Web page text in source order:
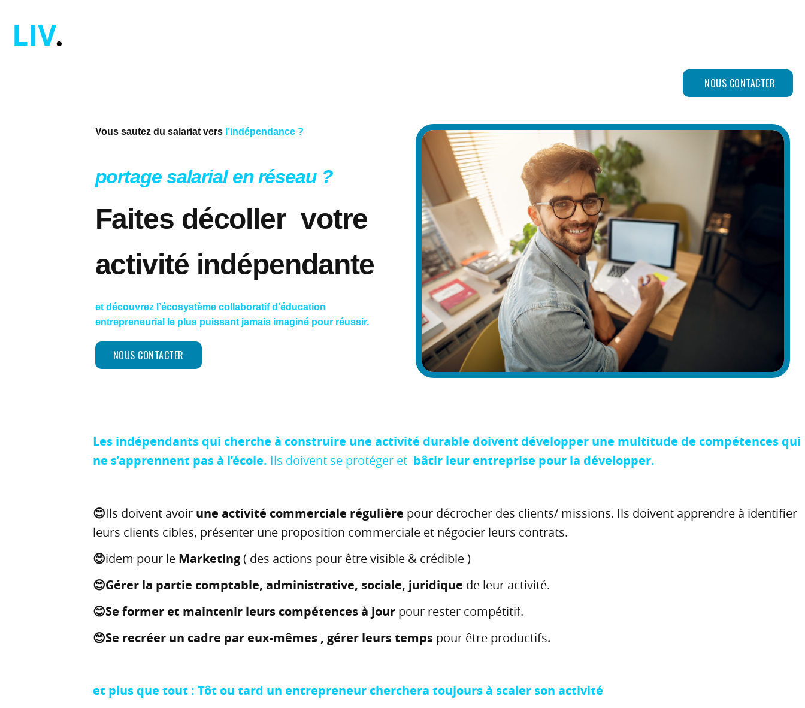
LIV.
NOUS CONTACTER
Vous sautez du salariat vers l’indépendance ?
portage salarial en réseau ?
Faites décoller votre
activité indépendante
et découvrez l’écosystème collaboratif d’éducation
entrepreneurial le plus puissant jamais imaginé pour réussir.
NOUS CONTACTER
Les indépendants qui cherche à construire une activité durable doivent développer une multitude de compétences qui
ne s’apprennent pas à l’école. Ils doivent se protéger et bâtir leur entreprise pour la développer.
😊Ils doivent avoir une activité commerciale régulière pour décrocher des clients/ missions. Ils doivent apprendre à identifier
leurs clients cibles, présenter une proposition commerciale et négocier leurs contrats.
😊idem pour le Marketing( des actions pour être visible & crédible )
😊Gérer la partie comptable, administrative, sociale, juridique de leur activité.
😊Se former et maintenir leurs compétences à jour pour rester compétitif.
😊Se recréer un cadre par eux-mêmes , gérer leurs temps pour être productifs.
et plus que tout : Tôt ou tard un entrepreneur cherchera toujours à scaler son activité